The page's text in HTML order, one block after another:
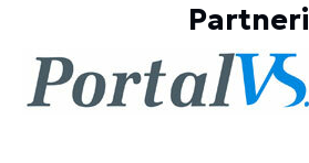
Partneri